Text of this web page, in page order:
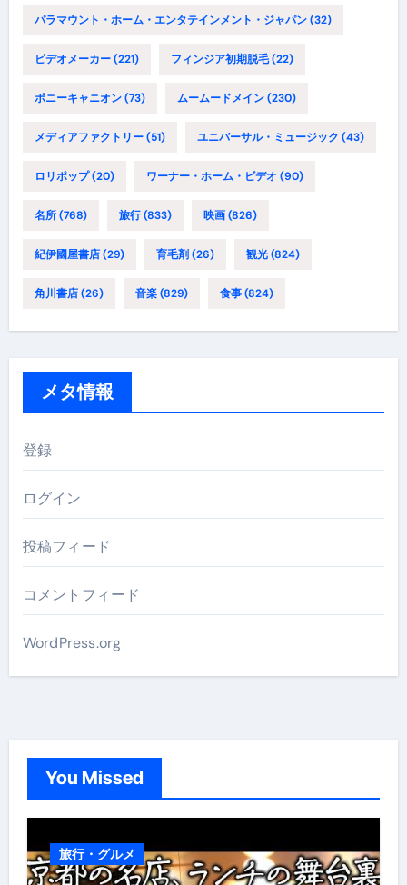
パラマウント・ホーム・エンタテインメント・ジャパン(32)
ビデオメーカー(221) フィンジア初期脱毛(22)
ポニーキャニオン(73) ムームードメイン(230)
メディアファクトリー(51) ユニバーサル・ミュージック (43)
ロリポップ(20) ワーナー・ホーム・ビデオ (90)
名所(768) 旅行(833) 映画(826)
紀伊國屋書店(29) 育毛剤(26) 観光(824)
角川書店(26) 音楽(829) 食事(824)
メタ情報
登録
ログイン
投稿フィード
コメントフィード
WordPress.org
You Missed
旅行・グルメ